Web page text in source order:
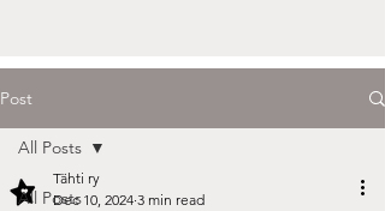
Post
All Posts
All Posts
Tähti ry
Dec 10, 2024 3 min read